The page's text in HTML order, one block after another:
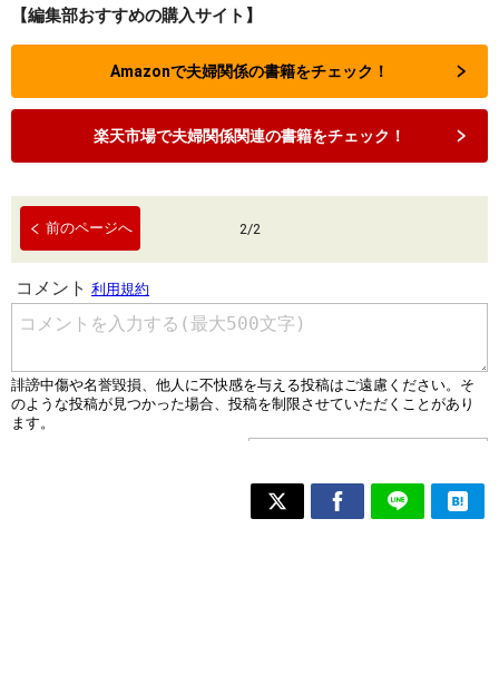
【編集部おすすめの購入サイト】
Amazonで夫婦関係の書籍をチェック！
楽天市場で夫婦関係関連の書籍をチェック！
前のページへ 2/2